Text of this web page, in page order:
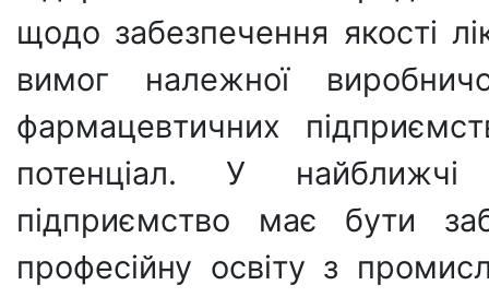
щодо забезпечення якості
вимог належної
фармацевтичних
потенціал. У
підприємство має бути
професійну освіту з